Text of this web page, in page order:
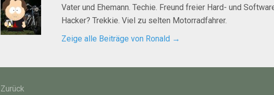
Vater und Ehemann. Techie. Freund freier Hard- und
Hacker? Trekkie. Viel zu selten Motorradfahrer.
Zeige alle Beiträge von Ronald →
Zurück